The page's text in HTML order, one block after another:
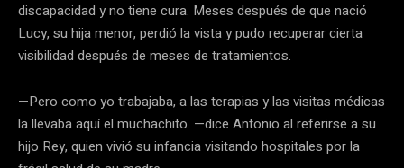
discapacidad y no tiene cura. Meses después de que nació
Lucy, su hija menor, perdió la vista y pudo recuperar cierta
visibilidad después de meses de tratamientos.
—Pero como yo trabajaba, a las terapias y las visitas médicas
la llevaba aquí el muchachito. —dice Antonio al referirse a su
hijo Rey, quien vivió su infancia visitando hospitales por la